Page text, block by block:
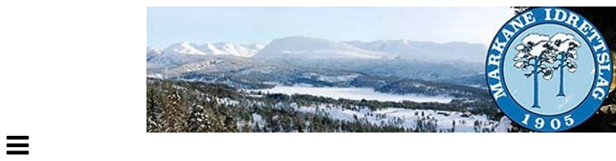
Veksle
navigasjon